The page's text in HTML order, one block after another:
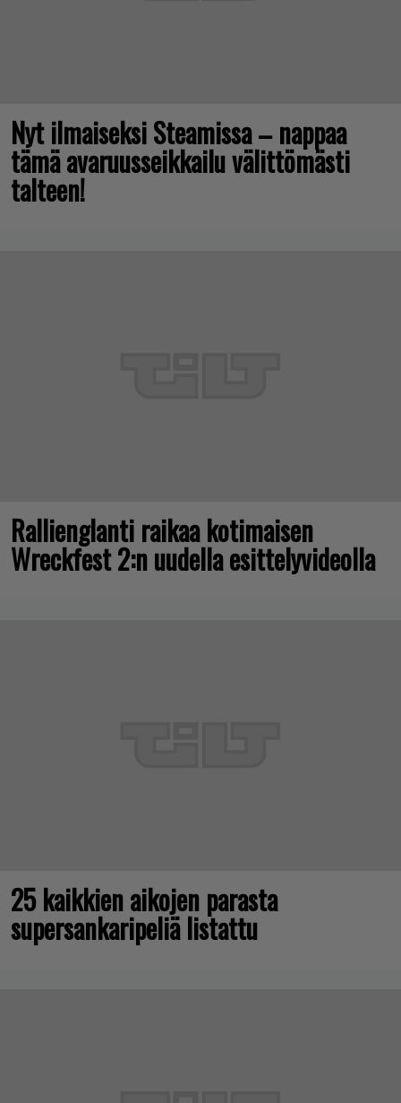
Nyt ilmaiseksi Steamissa – nappaa
tämä avaruusseikkailu välittömästi
talteen!
Rallienglanti raikaa kotimaisen
Wreckfest 2:n uudella esittelyvideolla
25 kaikkien aikojen parasta
supersankaripeliä listattu